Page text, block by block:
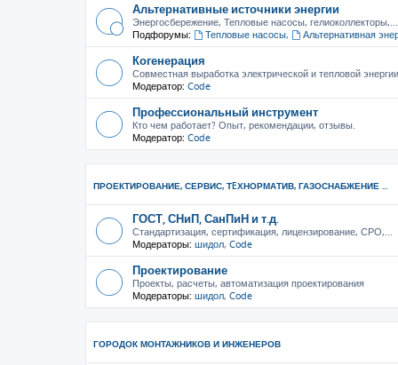
Альтернативные источники энергии
Энергосбережение, Тепловые насосы, гелиоколлекторы,...
Подфорумы:
Тепловые насосы, Альтернативная
Когенерация
Совместная выработка электрической и тепловой энергии
Модератор: Code
Профессиональный инструмент
Кто чем работает? Опыт, рекомендации, отзывы.
Модератор: Code
ПРОЕКТИРОВАНИЕ, СЕРВИС, ТEХНОРМАТИВ, ГАЗОСНАБЖЕНИЕ ...
ГОСТ, СНиП, СанПиН и т.д.
Стандартизация, сертификация, лицензирование, СРО,...
Модераторы: шидол, Code
Проектирование
Проекты, расчеты, автоматизация проектирования
Модераторы: шидол, Code
ГОРОДОК МОНТАЖНИКОВ И ИНЖЕНЕРОВ